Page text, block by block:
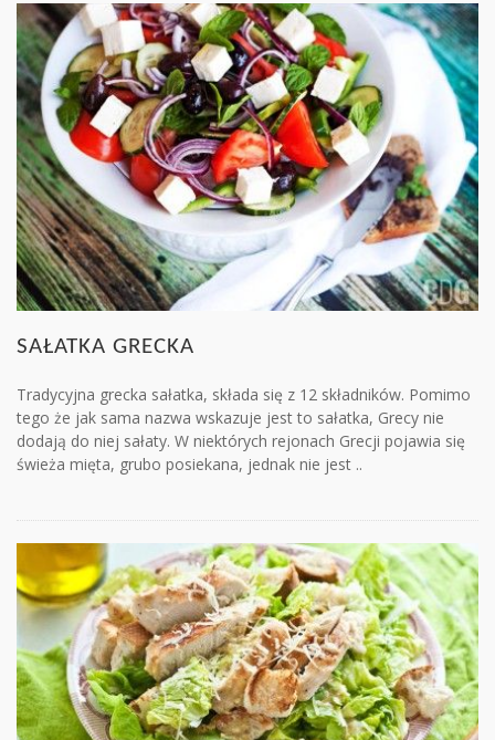
SAŁATKA GRECKA
Tradycyjna grecka sałatka, składa się z 12 składników. Pomimo
tego że jak sama nazwa wskazuje jest to sałatka, Grecy nie
dodają do niej sałaty. W niektórych rejonach Grecji pojawia się
świeża mięta, grubo posiekana, jednak nie jest ..